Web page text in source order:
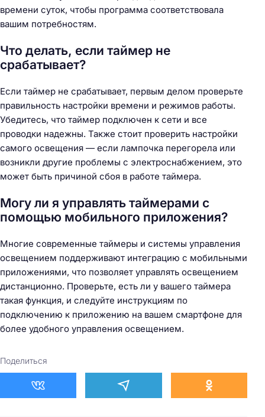
времени суток, чтобы программа соответствовала
вашим потребностям.
Что делать, если таймер не
срабатывает?
Если таймер не срабатывает, первым делом проверьте
правильность настройки времени и режимов работы.
Убедитесь, что таймер подключен к сети и все
проводки надежны. Также стоит проверить настройки
самого освещения — если лампочка перегорела или
возникли другие проблемы с электроснабжением, это
может быть причиной сбоя в работе таймера.
Могу ли я управлять таймерами с
помощью мобильного приложения?
Многие современные таймеры и системы управления
освещением поддерживают интеграцию с мобильными
приложениями, что позволяет управлять освещением
дистанционно. Проверьте, есть ли у вашего таймера
такая функция, и следуйте инструкциям по
подключению к приложению на вашем смартфоне для
более удобного управления освещением.
Поделиться